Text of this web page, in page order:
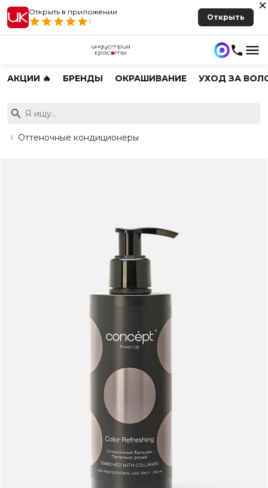
Открыть в приложении
1
Открыть
АКЦИИ 🔥 БРЕНДЫ ОКРАШИВАНИЕ УХОД ЗА
Оттеночные кондиционеры